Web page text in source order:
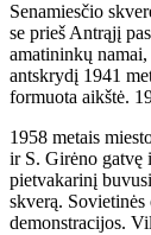
Se­na­mies­čio
se prieš Ant­rą­jį
ama­ti­nin­kų
ant­skry­dį 1941
for­muo­ta aikš­tė.
1958 me­tais
ir S. Gi­rė­no gat­vę
piet­va­ka­ri­nį
skve­rą.
de­monst­ra­ci­jos.